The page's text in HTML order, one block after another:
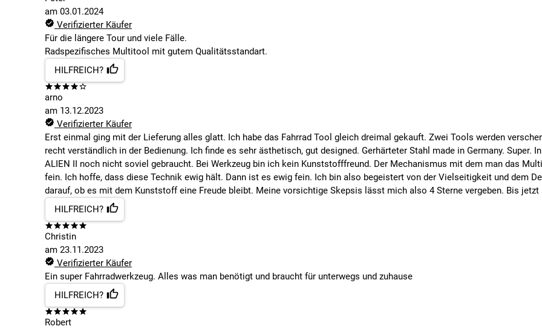
am 03.01.2024
Verifizierter Käufer
Für die längere Tour und viele Fälle.
Radspezifisches Multitool mit gutem Qualitätsstandart.
HILFREICH?
arno
am 13.12.2023
Verifizierter Käufer
Erst einmal ging mit der Lieferung alles glatt. Ich habe das Fahrrad Tool gleich dreimal gekauft. Zwei Tools werden
recht verständlich in der Bedienung. Ich finde es sehr ästhetisch, gut designed. Gerhärteter Stahl made in Germany. Super.
ALIEN II noch nicht soviel gebraucht. Bei Werkzeug bin ich kein Kunststofffreund. Der Mechanismus mit dem man das
fein. Ich hoffe, dass diese Technik ewig hält. Dann ist es ewig fein. Ich bin also begeistert von der Vielseitigkeit und dem
darauf, ob es mit dem Kunststoff eine Freude bleibt. Meine vorsichtige Skepsis lässt mich also 4 Sterne vergeben. Bis
HILFREICH?
Christin
am 23.11.2023
Verifizierter Käufer
Ein super Fahrradwerkzeug. Alles was man benötigt und braucht für unterwegs und zuhause
HILFREICH?
Robert